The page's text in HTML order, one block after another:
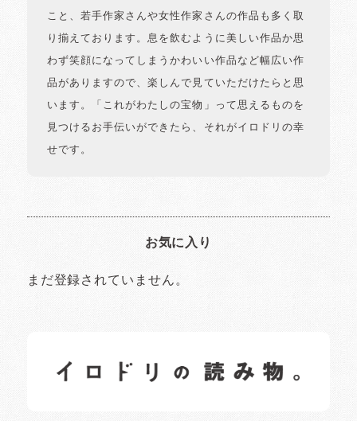
こと、若手作家さんや女性作家さんの作品も多く取
り揃えております。息を飲むように美しい作品か思
わず笑顔になってしまうかわいい作品など幅広い作
品がありますので、楽しんで見ていただけたらと思
います。「これがわたしの宝物」って思えるものを
見つけるお手伝いができたら、それがイロドリの幸
せです。
お気に入り
まだ登録されていません。
日常の様子など随時更新中です。